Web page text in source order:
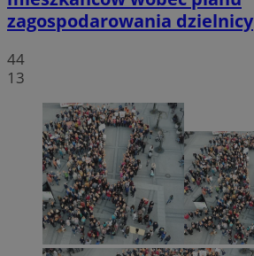
zagospodarowania dzielnicy
44
13